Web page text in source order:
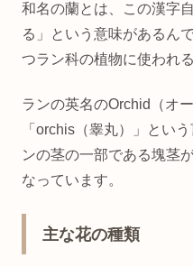
和名の蘭とは、この漢字
る」という意味があるん
つラン科の植物に使われ
ランの英名のOrchid（オ
「orchis（睾丸）」とい
ンの茎の一部である塊茎
なっています。
主な花の種類